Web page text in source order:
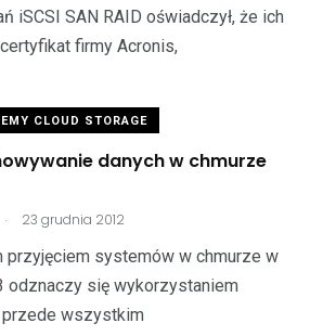
iSCSI SAN RAID oświadczył, że ich
firmy Acronis,
CLOUD STORAGE
danych w chmurze
. 23 grudnia 2012
przyjęciem systemów w chmurze w
odznaczy się wykorzystaniem
wszystkim